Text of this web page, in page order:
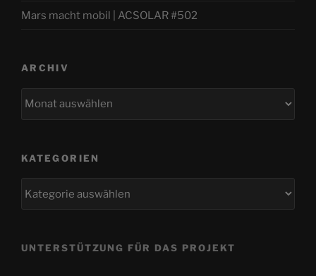
Mars macht mobil | ACSOLAR #502
ARCHIV
KATEGORIEN
UNTERSTÜTZUNG FÜR DAS PROJEKT